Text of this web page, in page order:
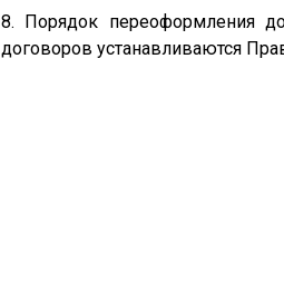
8. Порядок переоформления
договоров устанавливаются